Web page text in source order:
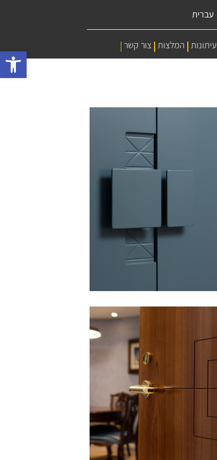
עברית
עיתונות המלצות צור קשר